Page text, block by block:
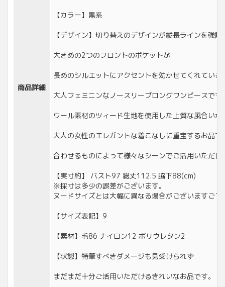
商品詳細
【カラー】黒系
【デザイン】切り替えのデザインが縦長ラインを強調
大きめの2つのフロントのポケットが
長めのシルエットにアクセントを効かせてくれている
大人フェミニンなノースリーブロングワンピースです
ウール素材のツィード生地を使用した上質な風合いが
大人の女性のエレガントな着こなしに重宝するお品で
合わせるものによって様々なシーンでご活用いただけ
【実寸約】 バスト97 総丈112.5 脇下88(cm)
※採寸は多少の誤差がございます。
ヌードサイズとは大幅に異なる場合がございますご了
【サイズ表記】9
【素材】毛86 ナイロン12 ポリウレタン2
【状態】特筆すべきダメージも見受けられず
まだまだ十分ご活用いただけるきれいなお品です。